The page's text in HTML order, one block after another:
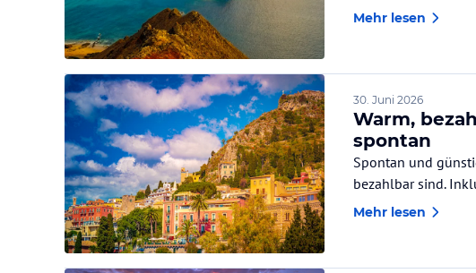
Mehr lesen
30. Juni 2026
Warm,
spontan
Spontan und
bezahlbar sind.
Mehr lesen